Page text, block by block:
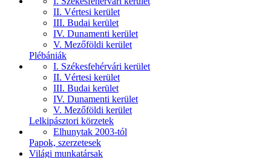
II. Vértesi kerület
III. Budai kerület
IV. Dunamenti kerület
V. Mezőföldi kerület
Plébániák
I. Székesfehérvári kerület
II. Vértesi kerület
III. Budai kerület
IV. Dunamenti kerület
V. Mezőföldi kerület
Lelkipásztori körzetek
Elhunytak 2003-tól
Papok, szerzetesek
Világi munkatársak